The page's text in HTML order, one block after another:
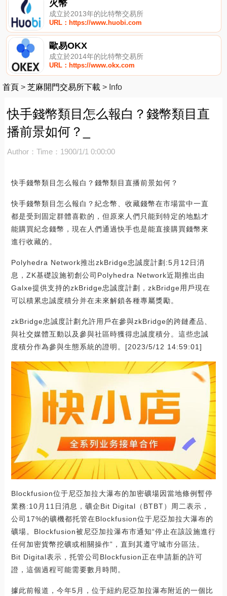
火幣
成立於2013年的比特幣交易所
URL：https://www.huobi.com
歐易OKX
成立於2014年的比特幣交易所
URL：https://www.okx.com
首頁 > 芝麻開門交易所下載 > Info
快手錢幣類目怎么報白？錢幣類目直
播前景如何？_
Author： Time：1900/1/1 0:00:00
快手錢幣類目怎么報白？錢幣類目直播前景如何？
快手錢幣類目怎么報白？紀念幣、收藏錢幣在市場當中一直
都是受到固定群體喜歡的，但原來人們只能到特定的地點才
能購買紀念錢幣，現在人們通過快手也是能直接購買錢幣來
進行收藏的。
Polyhedra Network推出zkBridge忠誠度計劃:5月12日消
息，ZK基礎設施初創公司Polyhedra Network近期推出由
Galxe提供支持的zkBridge忠誠度計劃，zkBridge用戶現在
可以積累忠誠度積分并在未來解鎖各種專屬獎勵。
zkBridge忠誠度計劃允許用戶在參與zkBridge的跨鏈產品、
與社交媒體互動以及參與社區時獲得忠誠度積分。這些忠誠
度積分作為參與生態系統的證明。[2023/5/12 14:59:01]
Blockfusion位于尼亞加拉大瀑布的加密礦場因當地條例暫停
業務:10月11日消息，礦企Bit Digital（BTBT）周二表示，
公司17%的礦機都托管在Blockfusion位于尼亞加拉大瀑布的
礦場。Blockfusion被尼亞加拉瀑布市通知“停止在該設施進行
任何加密貨幣挖礦或相關操作”，直到其遵守城市分區法。
Bit Digital表示，托管公司Blockfusion正在申請新的許可
證，這個過程可能需要數月時間。
據此前報道，今年5月，位于紐約尼亞加拉瀑布附近的一個比